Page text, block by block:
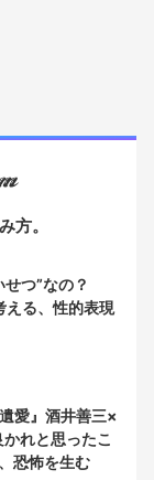
方。
る、性的表現
れと思ったこ
恐怖を生む